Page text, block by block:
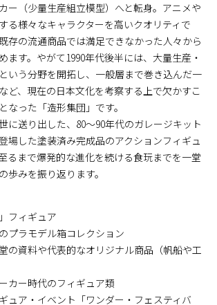
ー（少量生産組立模型）へと転身。アニメや
る様々なキャラクターを高いクオリティで
存の流通商品では満足できなかった人々から
ます。やがて1990年代後半には、大量生産・
いう分野を開拓し、一般層まで巻き込んだ一
ど、現在の日本文化を考察する上で欠かすこ
なった「造形集団」です。
に送り出した、80～90年代のガレージキット
場した塗装済み完成品のアクションフィギュ
るまで爆発的な進化を続ける食玩までを一堂
歩みを振り返ります。
フィギュア
プラモデル箱コレクション
の資料や代表的なオリジナル商品（帆船や工
カー時代のフィギュア類
ュア・イベント「ワンダー・フェスティバ